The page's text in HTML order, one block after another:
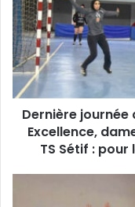
play-
offs
du
championnat
Excellence,
dames
Dernière
Excellence,
TS Sétif :